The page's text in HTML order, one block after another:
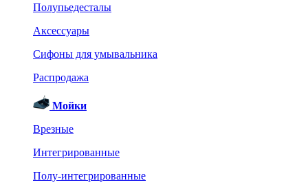
Полупьедесталы
Аксессуары
Сифоны для умывальника
Распродажа
Мойки
Врезные
Интегрированные
Полу-интегрированные